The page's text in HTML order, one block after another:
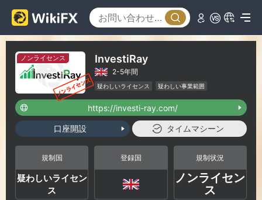
ノンライセンス InvestiRay
2-5年間
疑わしいライセンス
疑わしい事業範囲
ハイリスクレベル
https://investi-ray.com/
口座開設 タイムマシーン
規制国
疑わしいライセン
ス
登録国 規制状況
ノンライセン
ス
0
1
2
0
1
2